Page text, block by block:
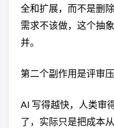
全和扩展，而不是删
需求不该做，这个抽
并。
第二个副作用是评审压
AI 写得越快，人类审
了，实际只是把成本